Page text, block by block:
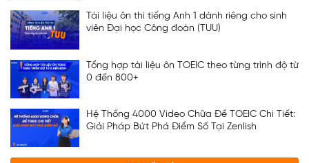
Tài liệu ôn thi tiếng Anh 1 dành riêng cho sinh
viên Đại học Công đoàn (TUU)
Tổng hợp tài liệu ôn TOEIC theo từng trình độ từ
0 đến 800+
Hệ Thống 4000 Video Chữa Đề TOEIC Chi Tiết:
Giải Pháp Bứt Phá Điểm Số Tại Zenlish